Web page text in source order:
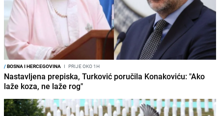
/BOSNA I HERCEGOVINA I PRIJE OKO 1H
Nastavljena prepiska, Turković poručila Konakoviću: "Ako
laže koza, ne laže rog"